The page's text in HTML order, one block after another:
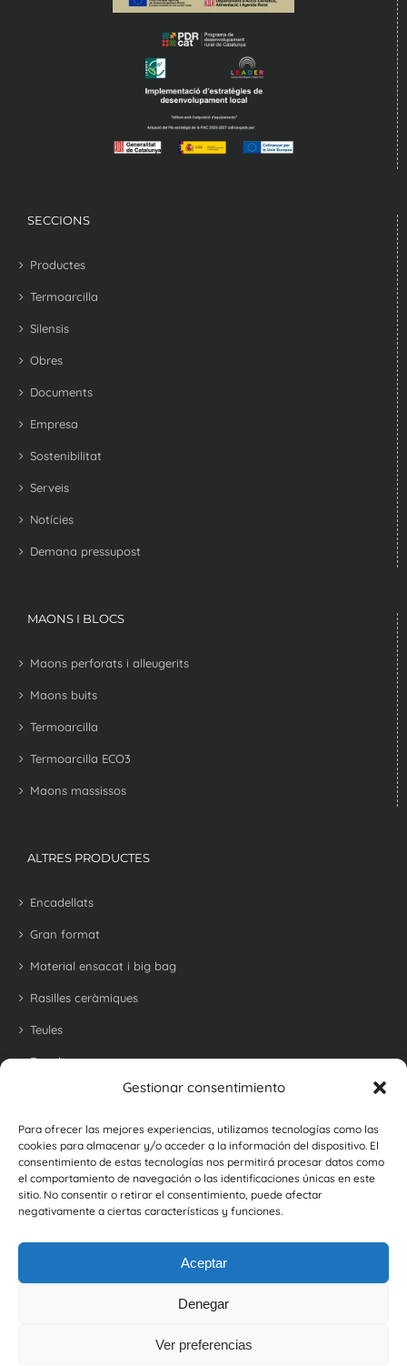
Gestionar consentimiento
Para ofrecer las mejores experiencias, utilizamos tecnologías como las
cookies para almacenar y/o acceder a la información del dispositivo. El
consentimiento de estas tecnologías nos permitirá procesar datos como
el comportamiento de navegación o las identificaciones únicas en este
sitio. No consentir o retirar el consentimiento, puede afectar
negativamente a ciertas características y funciones.
Aceptar
Denegar
Ver preferencias
SECCIONS
Productes
Termoarcilla
Silensis
Obres
Documents
Empresa
Sostenibilitat
Serveis
Notícies
Demana pressupost
MAONS I BLOCS
Maons perforats i alleugerits
Maons buits
Termoarcilla
Termoarcilla ECO3
Maons massissos
ALTRES PRODUCTES
Encadellats
Gran format
Material ensacat i big bag
Rasilles ceràmiques
Teules
Revoltons
Maons refractari per a barbacoes i forns
Maons i rajoles rústiques
Botellers
Política de Privacitat